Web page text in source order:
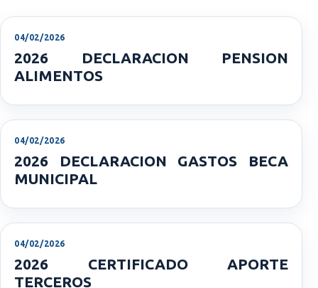
04/02/2026
2026 DECLARACION PENSION
ALIMENTOS
04/02/2026
2026 DECLARACION GASTOS BECA
MUNICIPAL
04/02/2026
2026 CERTIFICADO APORTE
TERCEROS